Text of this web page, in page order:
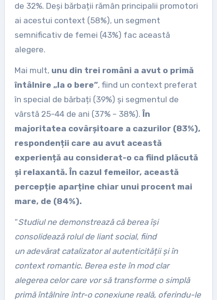
de 32%. Deși bărbații rămân principalii promotori
ai acestui context (58%), un segment
semnificativ de femei (43%) fac această
alegere.
Mai mult, unu din trei români a avut o primă
întâlnire „la o bere”, fiind un context preferat
în special de bărbați (39%) și segmentul de
vârstă 25-44 de ani (37% – 38%).În
majoritatea covârșitoare a cazurilor (83%),
respondenții care au avut această
experiență au considerat-o ca fiind plăcută
și relaxantă. În cazul femeilor, această
percepție aparține chiar unui procent mai
mare, de (84%).
“Studiul ne demonstrează că berea își
consolidează rolul de liant social, fiind
unadevărat catalizator al autenticității și în
context romantic.Berea este în mod clar
alegerea celor care vor să transforme o simplă
primă întâlnire într-o conexiune reală, oferindu-le